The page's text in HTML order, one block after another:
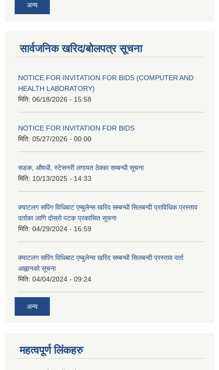
अन्य
सार्वजनिक खरिद/बोलपत्र सूचना
NOTICE FOR INVITATION FOR BIDS (COMPUTER AND
HEALTH LABORATORY)
मिति: 06/18/2026 - 15:58
NOTICE FOR INVITATION FOR BIDS
मिति: 05/27/2026 - 00:00
सडक, औषधी, स्टेसनरी लगायत ठेक्का सम्बन्धी सूचना
मिति: 10/13/2025 - 14:33
क्याटलग सपिंग विधिबाट एम्बुलेन्स खरिद सम्बन्धी सिलबन्दी प्राविधिक प्रस्ताव
दर्ताका लागि दोस्रो पटक प्रकासित सूचना
मिति: 04/29/2024 - 16:59
क्याटलग सपिंग विधिबाट एम्बुलेन्स खरिद सम्बन्धी सिलबन्दी प्रस्ताव दर्ता
आह्वानको सूचना
मिति: 04/04/2024 - 09:24
अन्य
महत्वपूर्ण लिंकहरु